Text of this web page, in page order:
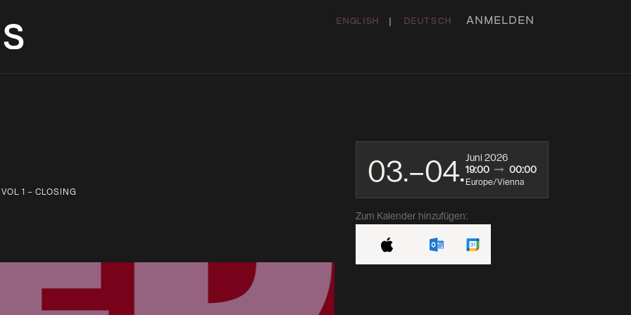
ENGLISH DEUTSCH ANMELDEN
1 – CLOSING
03.–04.Juni 2026
19:00
00:00
Europe/Vienna
Zum Kalender hinzufügen: